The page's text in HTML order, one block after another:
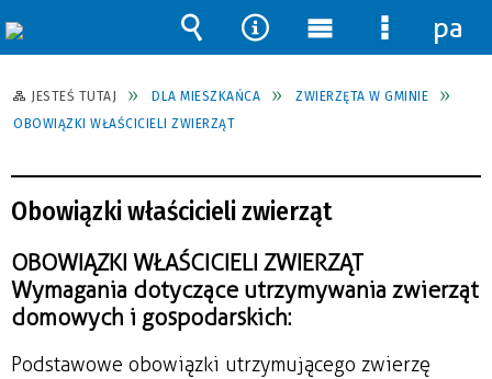
JESTEŚ TUTAJ DLA MIESZKAŃCA
ZWIERZĘTA W GMINIE
OBOWIĄZKI WŁAŚCICIELI ZWIERZĄT
Obowiązki właścicieli zwierząt
OBOWIĄZKI WŁAŚCICIELI ZWIERZĄT
Wymagania dotyczące utrzymywania zwierząt
domowych i gospodarskich:
Podstawowe obowiązki utrzymującego zwierzę
Wyszukiwarka
Narzędzia
Menu
główne
Menu